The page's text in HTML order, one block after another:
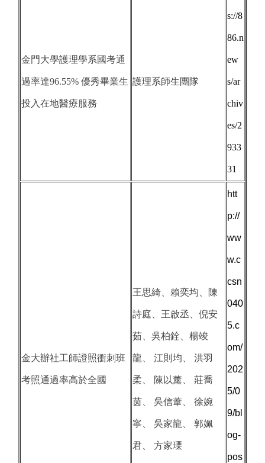
金門大學護理學系國考通
過率達96.55% 優秀畢業生
投入在地醫療服務
護理系師生團隊
s://8
86.n
ew
s/ar
chiv
es/2
933
31
金大辦社工師證照衝刺班
考照通過率高於全國
王思綺、賴奕均、陳
詩庭、王啟丞、倪安
茹、吳柏銓、楊竣
龍、 江則均、 洪羽
柔、 陳以薰、 莊喬
茵、 吳信葦、 徐婉
寧、 吳家龍、 郭姵
君、 方家瑮
htt
p://
ww
w.c
csn
040
5.c
om/
202
5/0
9/bl
og-
pos